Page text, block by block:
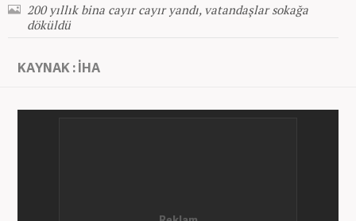
200 yıllık bina cayır cayır yandı, vatandaşlar sokağa
döküldü
KAYNAK : İHA